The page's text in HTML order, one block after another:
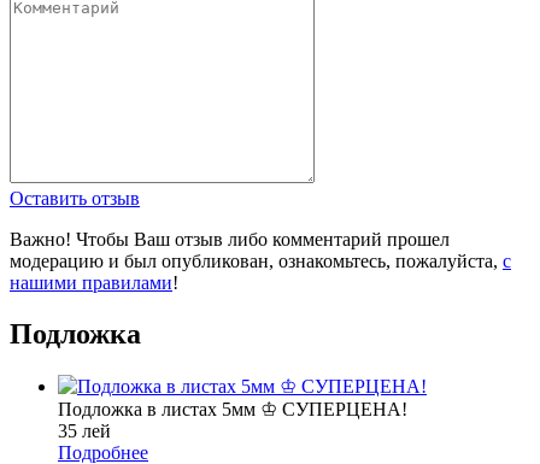
Оставить отзыв
Важно! Чтобы Ваш отзыв либо комментарий прошел
модерацию и был опубликован, ознакомьтесь, пожалуйста, с
нашими правилами!
Подложка
Подложка в листах 5мм ♔ СУПЕРЦЕНА!
35 лей
Подробнее